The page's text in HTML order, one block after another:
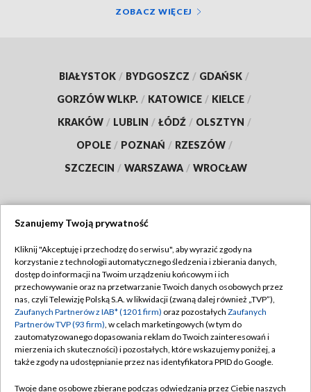
ZOBACZ WIĘCEJ
BIAŁYSTOK / BYDGOSZCZ / GDAŃSK /
GORZÓW WLKP. / KATOWICE / KIELCE /
KRAKÓW / LUBLIN / ŁÓDŹ / OLSZTYN /
OPOLE / POZNAŃ / RZESZÓW /
SZCZECIN / WARSZAWA / WROCŁAW
TVP
Abonament TVP
Emisja w TVP
Centrum informacji TVP
Naziemna Telewizja Cyfrowa
Regulamin TVP
Polityka prywatności
Moje zgody
Pomoc
Szanujemy Twoją prywatność
Kliknij "Akceptuję i przechodzę do serwisu", aby wyrazić zgody na
korzystanie z technologii automatycznego śledzenia i zbierania danych,
dostęp do informacji na Twoim urządzeniu końcowym i ich
przechowywanie oraz na przetwarzanie Twoich danych osobowych przez
nas, czyli Telewizję Polską S.A. w likwidacji (zwaną dalej również „TVP”),
Zaufanych Partnerów z IAB* (1201 firm) oraz pozostałych Zaufanych
Partnerów TVP (93 firm), w celach marketingowych (w tym do
zautomatyzowanego dopasowania reklam do Twoich zainteresowań i
mierzenia ich skuteczności) i pozostałych, które wskazujemy poniżej, a
także zgody na udostępnianie przez nas identyfikatora PPID do Google.
Twoje dane osobowe zbierane podczas odwiedzania przez Ciebie naszych